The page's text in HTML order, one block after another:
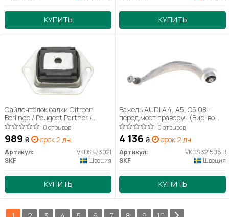
КУПИТЬ КУПИТЬ
Сайлентблок балки Citroen
Berlingo / Peugeot Partner /
Peugeot Ranch0 отзывов
989 ₴ срок 2 дн.
Артикул:
VKDS 473021
SKF
Швеция
КУПИТЬ
Важель AUDI A4, A5, Q5 08-
перед.мост праворуч (Вир-во
SKF) VKDS 321506 B
0 отзывов
4 136 ₴ срок 2 дн.
Артикул:
VKDS 321506 B
SKF
Швеция
КУПИТЬ